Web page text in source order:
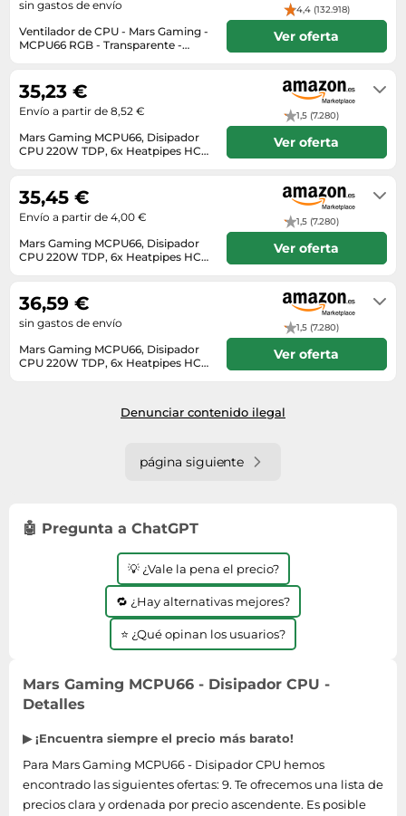
Ventilador de CPU - Mars Gaming -
MCPU66 RGB - Transparente -
4,4 (132.918)
sin gastos de envío
Ver oferta
Mars Gaming MCPU66, Disipador
CPU 220W TDP, 6x Heatpipes HCT,
Ultra-Silencioso, Compatible Intel y
AMD
1,5 (7.280)
35,23 €
Envío a partir de 8,52 €
Ver oferta
Mars Gaming MCPU66, Disipador
CPU 220W TDP, 6x Heatpipes HCT,
Ultra-Silencioso, Compatible Intel y
AMD
1,5 (7.280)
35,45 €
Envío a partir de 4,00 €
Ver oferta
Mars Gaming MCPU66, Disipador
CPU 220W TDP, 6x Heatpipes HCT,
1,5 (7.280)
36,59 €
sin gastos de envío
Ver oferta
página siguiente
Denunciar contenido ilegal
🤖 Pregunta a ChatGPT
💡 ¿Vale la pena el precio?
🔁 ¿Hay alternativas mejores?
⭐ ¿Qué opinan los usuarios?
Mars Gaming MCPU66 - Disipador CPU -
Detalles
▶ ¡Encuentra siempre el precio más barato!
Para Mars Gaming MCPU66 - Disipador CPU hemos
encontrado las siguientes ofertas: 9. Te ofrecemos una lista de
precios clara y ordenada por precio ascendente. Es posible